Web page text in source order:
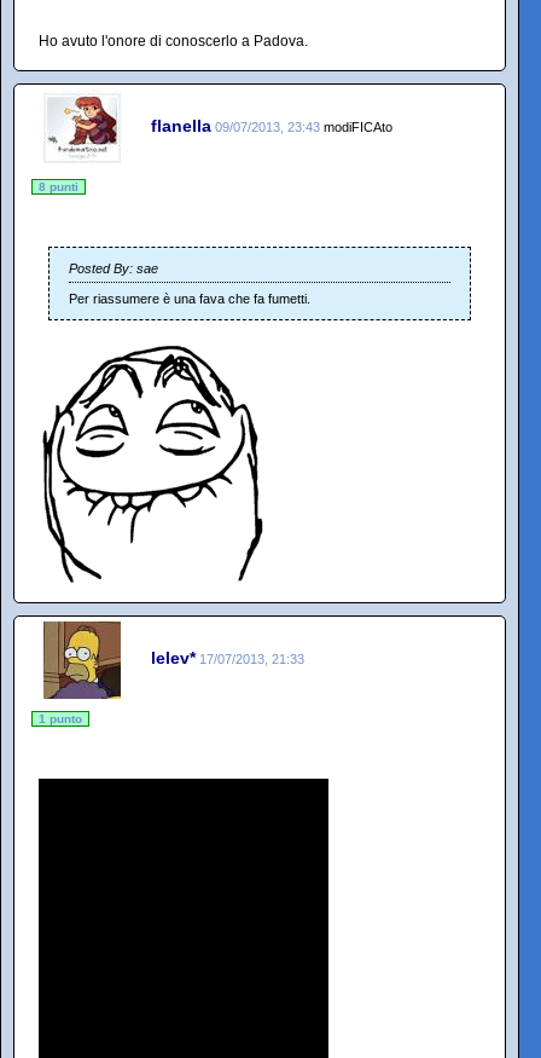
Ho avuto l'onore di conoscerlo a Padova.
flanella 09/07/2013, 23:43 modiFICAto
8 punti
Posted By: sae
Per riassumere è una fava che fa fumetti.
lelev* 17/07/2013, 21:33
1 punto